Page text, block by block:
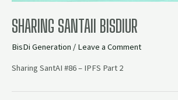
SHARING SANTAII BISDIUR
BisDi Generation / Leave a Comment
Sharing SantAI #86 – IPFS Part 2